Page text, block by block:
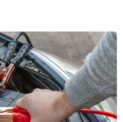
tę czynność,
doświadczenia w
Objawy
Rozładowanie
problem, którego żaden